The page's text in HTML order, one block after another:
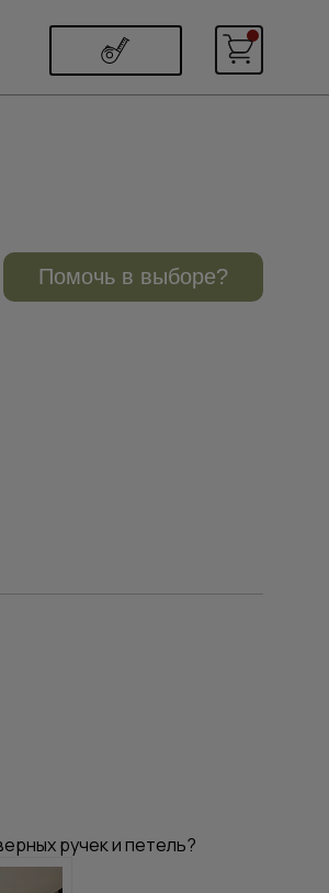
Помочь в выборе?
ручек и петель?